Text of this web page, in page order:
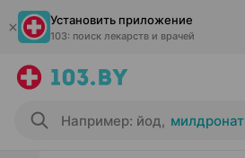
Установить приложение
103: поиск лекарств и врачей
Например: йод, милдронат